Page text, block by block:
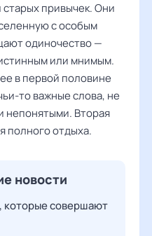
привычек. Они
с особым
одиночество —
или мнимым.
в первой половине
то важные слова, не
непонятыми. Вторая
полного отдыха.
новости
которые совершают